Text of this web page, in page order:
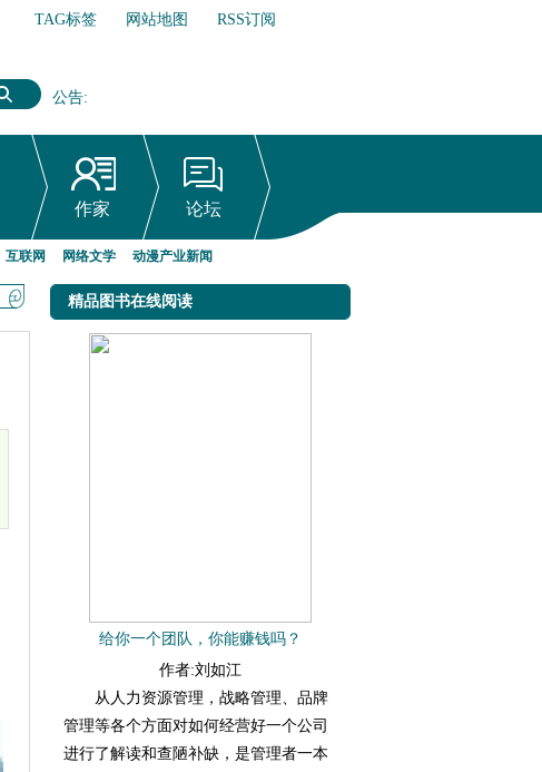
TAG标签 网站地图
RSS订阅
公告:
网络文学行业自律倡议书
作家 论坛
互联网 网络文学 动漫产业新闻
精品图书在线阅读
给你一个团队，你能赚钱吗？
作者:刘如江
从人力资源管理，战略管理、品牌
管理等各个方面对如何经营好一个公司
进行了解读和查陋补缺，是管理者一本